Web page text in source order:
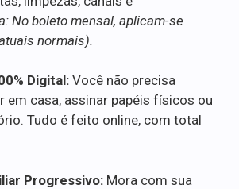
No boleto mensal, aplicam-se
normais).
Digital: Você não precisa
em casa, assinar papéis físicos ou
Tudo é feito online, com total
Progressivo: Mora com sua